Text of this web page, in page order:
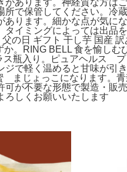
あります。神経質な方
で保管してください。冷
ります。細かな点が気に
イミングによっては出
の日 ギフト 干し芋 国産
。RING BELL 食を愉し
瓶入り。ピュアヘルス
で軽く温めると甘味が
ょっこになります。青
が不要な形態で製造・
ろしくお願いいたします